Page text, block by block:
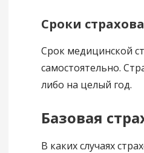
Сроки
Срок медицинской
самостоятельно.
либо на целый год.
Базовая
В каких случаях